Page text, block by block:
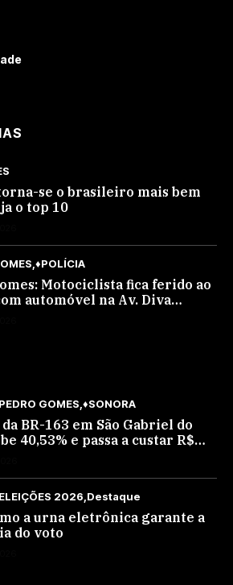
se o brasileiro mais bem
o top 10
♦POLÍCIA
Motociclista fica ferido ao
automóvel na Av. Diva
GOMES ♦SONORA
BR-163 em São Gabriel do
40,53% e passa a custar R$
2026 Destaque
a urna eletrônica garante a
do voto